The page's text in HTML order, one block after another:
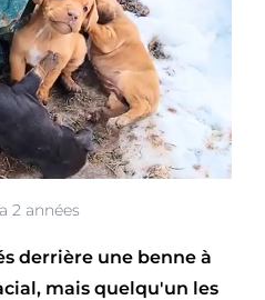
2 années
derrière une benne à
mais quelqu'un les